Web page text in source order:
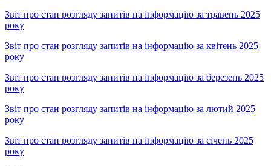
Звіт про стан розгляду запитів на інформацію за травень 2025
року
Звіт про стан розгляду запитів на інформацію за квітень 2025
року
Звіт про стан розгляду запитів на інформацію за березень 2025
року
Звіт про стан розгляду запитів на інформацію за лютий 2025
року
Звіт про стан розгляду запитів на інформацію за січень 2025
року